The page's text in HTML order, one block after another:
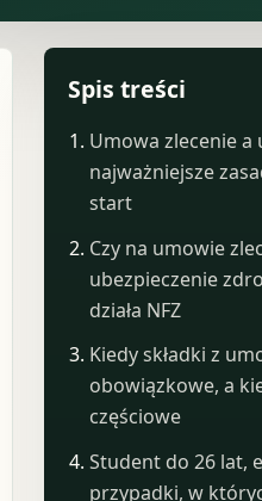
Spis treści
Umowa zlecenie a
najważniejsze
start
Czy na umowie
ubezpieczenie
działa NFZ
Kiedy składki z
obowiązkowe, a
częściowe
Student do 26 lat,
przypadki, w